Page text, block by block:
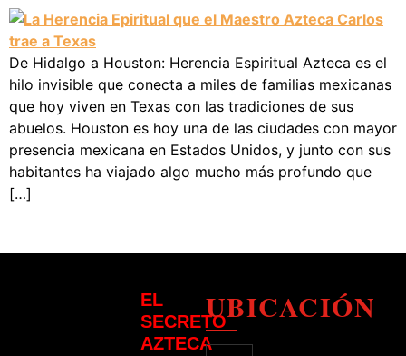
De Hidalgo a Houston: Herencia Espiritual Azteca es el
hilo invisible que conecta a miles de familias mexicanas
que hoy viven en Texas con las tradiciones de sus
abuelos. Houston es hoy una de las ciudades con mayor
presencia mexicana en Estados Unidos, y junto con sus
habitantes ha viajado algo mucho más profundo que
[…]
EL
SECRETO
AZTECA
UBICACIÓN